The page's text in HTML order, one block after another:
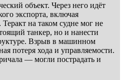
объект. Через него идёт
экспорта, включая
на таком судне мог не
танкер, но и нанести
Взрыв в машинном
потеря хода и управляемости.
— могли пострадать и